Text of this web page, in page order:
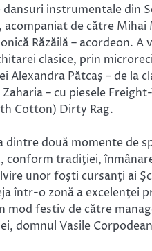
dansuri instrumentale din
acompaniat de către Mihai
Răzăilă – acordeon. A
clasice, prin
Alexandra Pătcaş – de la
– cu piesele
Cotton) Dirty Rag.
dintre două momente de
conform tradiţiei,
unor foşti cursanţi ai
într-o zonă a excelenţei
mod festiv de către
domnul Vasile